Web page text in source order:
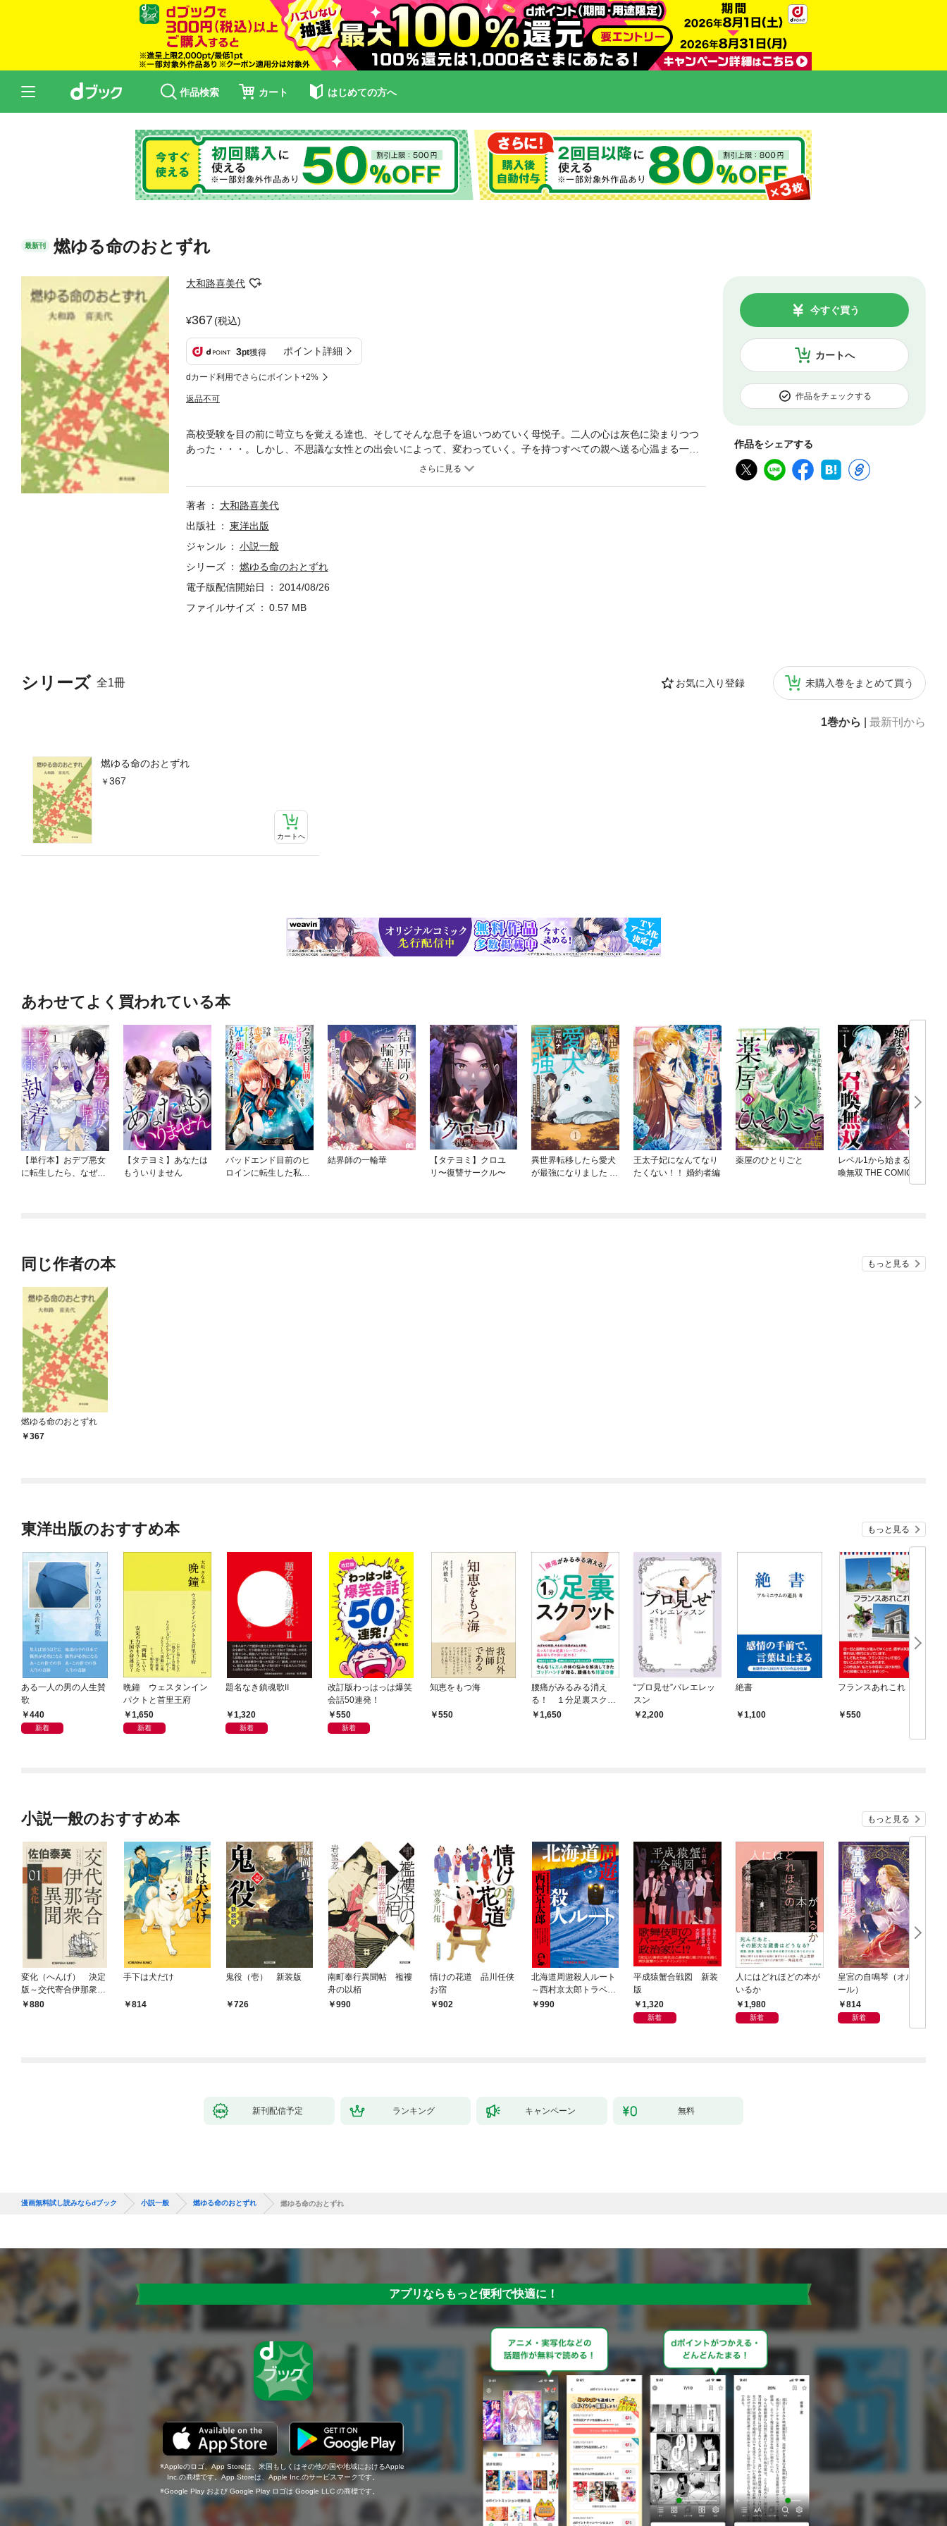
作品検索 カート はじめての方へ
最新刊 燃ゆる命のおとずれ
大和路喜美代
367(税込)
3pt獲得 ポイント詳細
dカード利用でさらにポイント+2%
返品不可
カートへ
今すぐ買う
作品をチェックする
作品をシェアする
シリーズ 全1冊 お気に入り登録 未購入巻をまとめて買う
1巻から 最新刊から
燃ゆる命のおとずれ
367
カートへ
高校受験を目の前に苛立ちを覚える達也、そしてそんな息子を追いつめていく母悦子。二人の心は灰色に染まりつつ
あった・・・。しかし、不思議な女性との出会いによって、変わっていく。子を持つすべての親へ送る心温まる一
著者
大和路喜美代
出版社
東洋出版
ジャンル
小説一般
シリーズ
燃ゆる命のおとずれ
電子版配信開始日
2014/08/26
ファイルサイズ
0.57 MB
あわせてよく買われている本
【単行本】おデブ悪女
に転生したら、なぜか
【タテヨミ】あなたは
もういりません
バッドエンド目前のヒ
ロインに転生した私、
結界師の一輪華
【タテヨミ】クロユ
リ〜復讐サークル〜
異世界転移したら愛犬
が最強になりました ～
王太子妃になんてなり
たくない！！ 婚約者編
薬屋のひとりごと
レベル1から始まる召
喚無双 THE COMIC
同じ作者の本 もっと見る
燃ゆる命のおとずれ
367
東洋出版のおすすめ本 もっと見る
ある一人の男の人生賛
歌
440
新着
晩鐘 ウェスタンイン
パクトと首里王府
1,650
新着
題名なき鎮魂歌Ⅱ
1,320
新着
改訂版わっはっは爆笑
会話50連発！
550
新着
知恵をもつ海
550
腰痛がみるみる消え
る！ １分足裏スクワ
ット1,650
“プロ見せ”バレエレッ
スン
2,200
絶書
1,100
フランスあれこれ
550
小説一般のおすすめ本 もっと見る
変化（へんげ） 決定
版～交代寄合伊那衆異
聞（1）～
880
手下は犬だけ
814
鬼役（壱） 新装版
726
南町奉行異聞帖 襤褸
舟の以栢
990
情けの花道 品川任侠
お宿
902
北海道周遊殺人ルート
～西村京太郎トラベル
ミステリー・セレクシ
990
平成猿蟹合戦図 新装
版
1,320
新着
人にはどれほどの本が
いるか
1,980
新着
皇宮の自鳴琴（オルゴ
ール）
814
新着
新刊配信予定 ランキング キャンペーン 無料
漫画無料試し読みならdブック 小説一般 燃ゆる命のおとずれ 燃ゆる命のおとずれ
アプリならもっと便利で快適に！
Appleのロゴ、App Storeは、米国もしくはその他の国や地域におけるApple
Inc.の商標です。App Storeは、Apple Inc.のサービスマークです。
Google Play および Google Play ロゴは Google LLC の商標です。